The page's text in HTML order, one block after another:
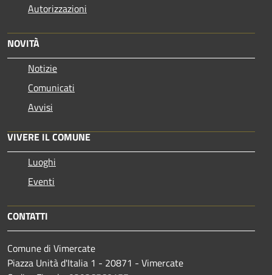
Autorizzazioni
NOVITÀ
Notizie
Comunicati
Avvisi
VIVERE IL COMUNE
Luoghi
Eventi
CONTATTI
Comune di Vimercate
Piazza Unità d'Italia 1 - 20871 - Vimercate